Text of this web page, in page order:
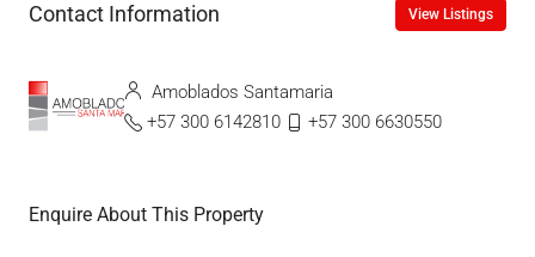
Contact Information View Listings
Amoblados Santamaria
+57 300 6142810
+57 300 6630550
Enquire About This Property